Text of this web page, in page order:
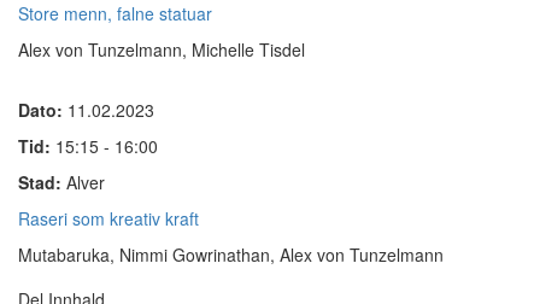
Store menn, falne statuar
Alex von Tunzelmann, Michelle Tisdel
Dato: 11.02.2023
Tid: 15:15 - 16:00
Stad: Alver
Raseri som kreativ kraft
Mutabaruka, Nimmi Gow­rinathan, Alex von Tun­zel­mann
Del Innhald